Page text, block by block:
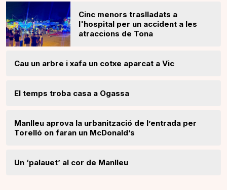
Cinc menors traslladats a
l'hospital per un accident a les
atraccions de Tona
Cau un arbre i xafa un cotxe aparcat a Vic
El temps troba casa a Ogassa
Manlleu aprova la urbanització de l’entrada per
Torelló on faran un McDonald’s
Un ‘palauet’ al cor de Manlleu